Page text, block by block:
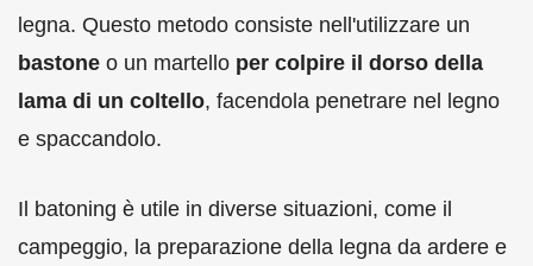
legna. Questo metodo consiste nell'utilizzare un
bastone o un martello per colpire il dorso della
lama di un coltello, facendola penetrare nel legno
e spaccandolo.
Il batoning è utile in diverse situazioni, come il
campeggio, la preparazione della legna da ardere e